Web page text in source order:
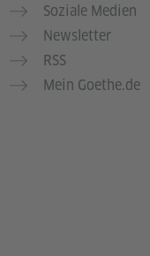
Soziale Medien
Newsletter
RSS
Mein Goethe.de